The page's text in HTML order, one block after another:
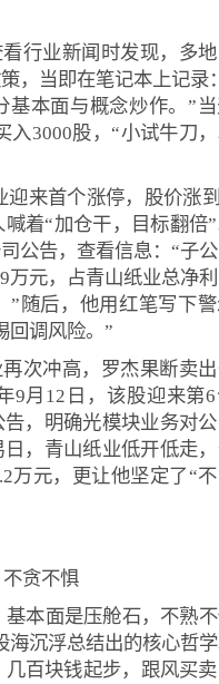
行业新闻时发现，多
，当即在笔记本上记录
基本面与概念炒作。”
入3000股，“小试牛刀
来首个涨停，股价涨
着“加仓干，目标翻倍
公告，查看信息：“子
万元，占青山纸业总净
”随后，他用红笔写下
回调风险。”
次冲高，罗杰果断卖
9月12日，该股迎来第
，明确光模块业务对
，青山纸业低开低走
万元，更让他坚定了“
贪不惧
本面是压舱石，不熟
海沉浮总结出的核心哲
百块钱起步，跟风买